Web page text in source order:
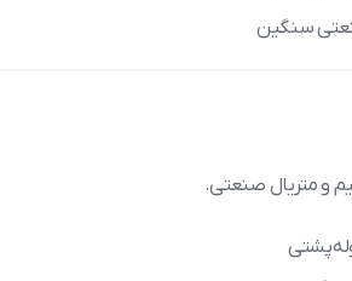
سنگین
و متریال صنعتی.